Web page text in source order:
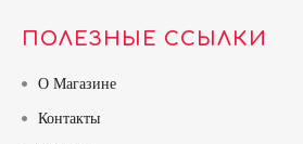
ПОЛЕЗНЫЕ ССЫЛКИ
О Магазине
Контакты